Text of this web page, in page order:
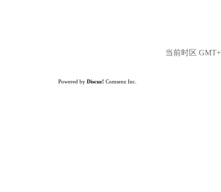
当前时区
Powered by Discuz! Comsenz Inc.